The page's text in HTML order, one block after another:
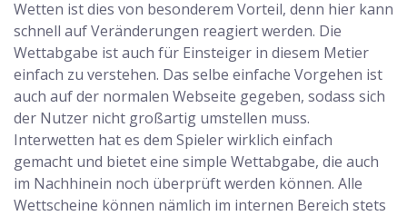
Wetten ist dies von besonderem Vorteil, denn hier kann
schnell auf Veränderungen reagiert werden. Die
Wettabgabe ist auch für Einsteiger in diesem Metier
einfach zu verstehen. Das selbe einfache Vorgehen ist
auch auf der normalen Webseite gegeben, sodass sich
der Nutzer nicht großartig umstellen muss.
Interwetten hat es dem Spieler wirklich einfach
gemacht und bietet eine simple Wettabgabe, die auch
im Nachhinein noch überprüft werden können. Alle
Wettscheine können nämlich im internen Bereich stets